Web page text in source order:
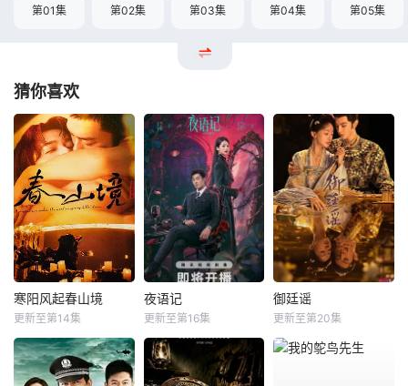
第01集 第02集 第03集 第04集 第05集
猜你喜欢
寒阳风起春山境
更新至第14集
夜语记
更新至第16集
御廷谣
更新至第20集